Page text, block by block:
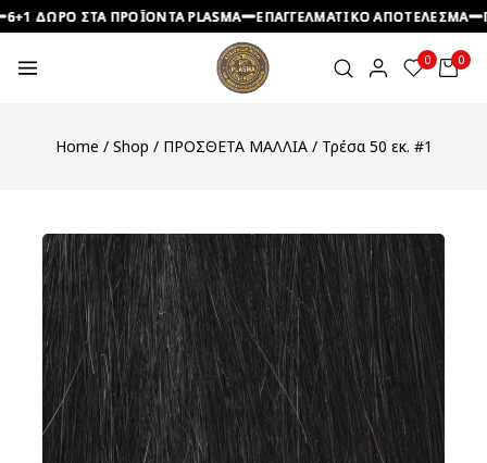
ΣΤΑ ΠΡΟΪΟΝΤΑ PLASMA ΕΠΑΓΓΕΛΜΑΤΙΚΟ ΑΠΟΤΕΛΕΣΜΑ
ΣΤΑ ΠΡΟΪΟΝΤΑ PLASMA ΕΠΑΓΓΕΛΜΑΤΙΚΟ ΑΠΟΤΕΛΕΣΜΑ
ΣΤΑ ΠΡΟΪΟΝΤΑ PLASMA ΕΠΑΓΓΕΛΜΑΤΙΚΟ ΑΠΟΤΕΛΕΣΜΑ
0 0
Home / Shop / ΠΡΟΣΘΕΤΑ ΜΑΛΛΙΑ / Τρέσα 50 εκ. #1